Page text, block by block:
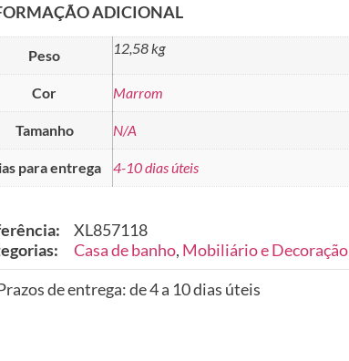
ADICIONAL
Peso 12,58 kg
Cor Marrom
Tamanho N/A
para entrega 4-10 dias úteis
XL857118
Casa de banho, Mobiliário e Decoração
de entrega: de 4 a 10 dias úteis